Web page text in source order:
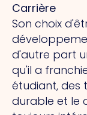
Carrière
Son choix
d'autre part
qu'il a
étudiant, des
durable et le